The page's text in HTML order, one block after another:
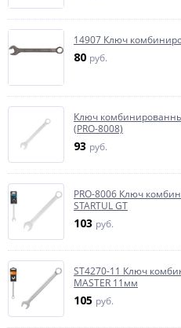
14907 Ключ
80 руб.
Ключ
(PRO-8008)
93 руб.
PRO-8006 Ключ
STARTUL GT
103 руб.
ST4270-11 Ключ
MASTER 11мм
105 руб.